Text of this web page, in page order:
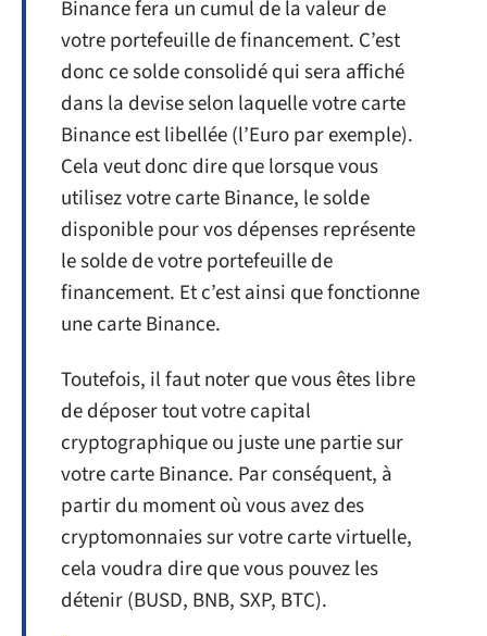
Binance fera un cumul de la valeur de
votre portefeuille de financement. C’est
donc ce solde consolidé qui sera affiché
dans la devise selon laquelle votre carte
Binance est libellée (l’Euro par exemple).
Cela veut donc dire que lorsque vous
utilisez votre carte Binance, le solde
disponible pour vos dépenses représente
le solde de votre portefeuille de
financement. Et c’est ainsi que fonctionne
une carte Binance.
Toutefois, il faut noter que vous êtes libre
de déposer tout votre capital
cryptographique ou juste une partie sur
votre carte Binance. Par conséquent, à
partir du moment où vous avez des
cryptomonnaies sur votre carte virtuelle,
cela voudra dire que vous pouvez les
détenir (BUSD, BNB, SXP, BTC).